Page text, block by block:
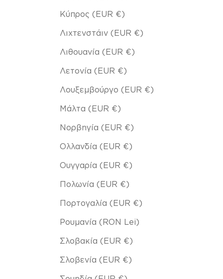
Κύπρος (EUR €)
Λιχτενστάιν (EUR €)
Λιθουανία (EUR €)
Λετονία (EUR €)
Λουξεμβούργο (EUR €)
Μάλτα (EUR €)
Νορβηγία (EUR €)
Ολλανδία (EUR €)
Ουγγαρία (EUR €)
Πολωνία (EUR €)
Πορτογαλία (EUR €)
Ρουμανία (RON Lei)
Σλοβακία (EUR €)
Σλοβενία (EUR €)